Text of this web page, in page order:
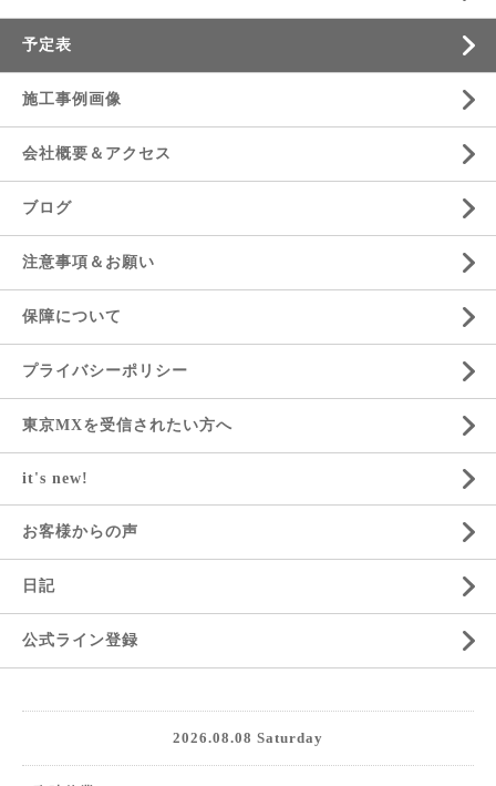
予定表
施工事例画像
会社概要＆アクセス
ブログ
注意事項＆お願い
保障について
プライバシーポリシー
東京MXを受信されたい方へ
it's new!
お客様からの声
日記
公式ライン登録
2026.08.08 Saturday